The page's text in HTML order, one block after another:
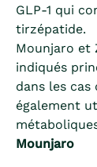
GLP-1 qui
tirzépatide.
Mounjaro et
indiqués
dans les cas
également
Mounjaro